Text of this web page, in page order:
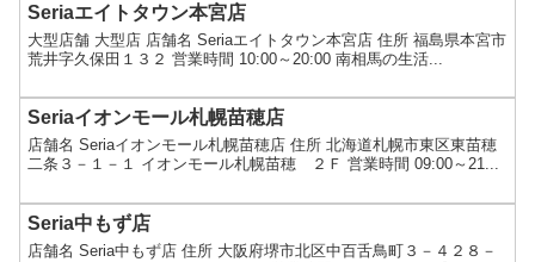
Seriaエイトタウン本宮店
大型店舗 大型店 店舗名 Seriaエイトタウン本宮店 住所 福島県本宮市
荒井字久保田１３２ 営業時間 10:00～20:00 南相馬の生活...
Seriaイオンモール札幌苗穂店
店舗名 Seriaイオンモール札幌苗穂店 住所 北海道札幌市東区東苗穂
二条３－１－１ イオンモール札幌苗穂 ２Ｆ 営業時間 09:00～21...
Seria中もず店
店舗名 Seria中もず店 住所 大阪府堺市北区中百舌鳥町３－４２８－